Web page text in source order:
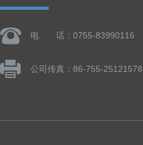
电 话：0755-83990116
公司传真：86-755-25121578